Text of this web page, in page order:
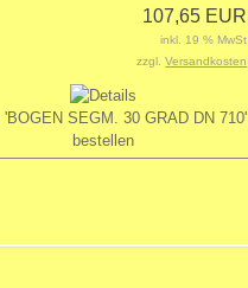
107,65 EUR
inkl. 19 % MwSt
zzgl.Versandkosten